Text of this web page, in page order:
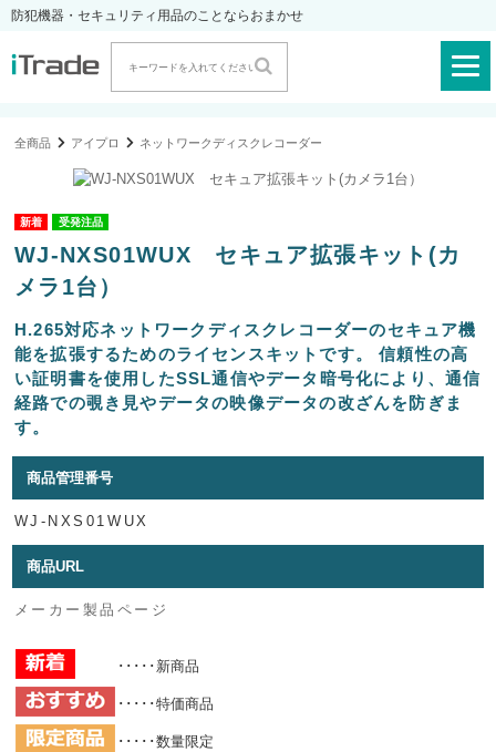
防犯機器・セキュリティ用品のことならおまかせ
全商品 アイプロ ネットワークディスクレコーダー
受発注品
WJ-NXS01WUX セキュア拡張キット(カ
メラ1台）
H.265対応ネットワークディスクレコーダーのセキュア機
能を拡張するためのライセンスキットです。 信頼性の高
い証明書を使用したSSL通信やデータ暗号化により、通信
経路での覗き見やデータの映像データの改ざんを防ぎま
す。
商品管理番号
WJ-NXS01WUX
商品URL
メーカー製品ページ
･････新商品
･････特価商品
･････数量限定